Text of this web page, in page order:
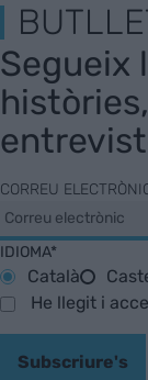
Segueix
CORREU
IDIOMA*
Català
He llegit i
Subscriure's